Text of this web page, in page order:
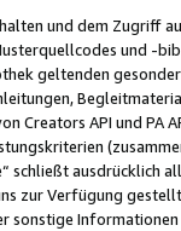
und dem Zugriff
und
geltenden
Creators API und PA
ausdrücklich
zur Verfügung
sonstige